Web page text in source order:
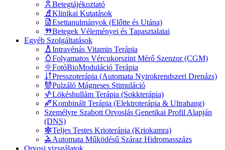
Betegtájékoztató
Klinikai Kutatások
Esettanulmányok (Előtte és Utána)
Betegek Véleményei és Tapasztalatai
Egyéb Szolgáltatások
Intravénás Vitamin Terápia
Folyamatos Vércukorszint Mérő Szenzor (CGM)
FotóBioModuláció Terápia
Presszoterápia (Automata Nyirokrendszeri Drenázs)
Pulzáló Mágneses Stimuláció
Lökéshullám Terápia (Sokkterápia)
Kombinált Terápia (Elektroterápia & Ultrahang)
Személyre Szabott Orvoslás Genetikai Profil Alapján
(DNS)
Teljes Testes Krioterápia (Kriokamra)
Automata Működésű Száraz Hidromasszázs
Orvosi vizsgálatok